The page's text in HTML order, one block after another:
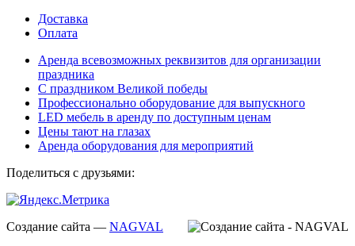
Доставка
Оплата
Аренда всевозможных реквизитов для организации
праздника
С праздником Великой победы
Профессионально оборудование для выпускного
LED мебель в аренду по доступным ценам
Цены тают на глазах
Аренда оборудования для мероприятий
Поделиться с друзьями:
Создание сайта — NAGVAL